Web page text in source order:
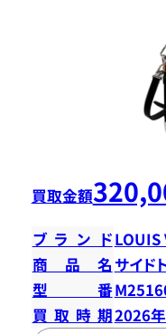
買取金額
ブランドLOUIS
商品名 サイド
型番
買取時期2026